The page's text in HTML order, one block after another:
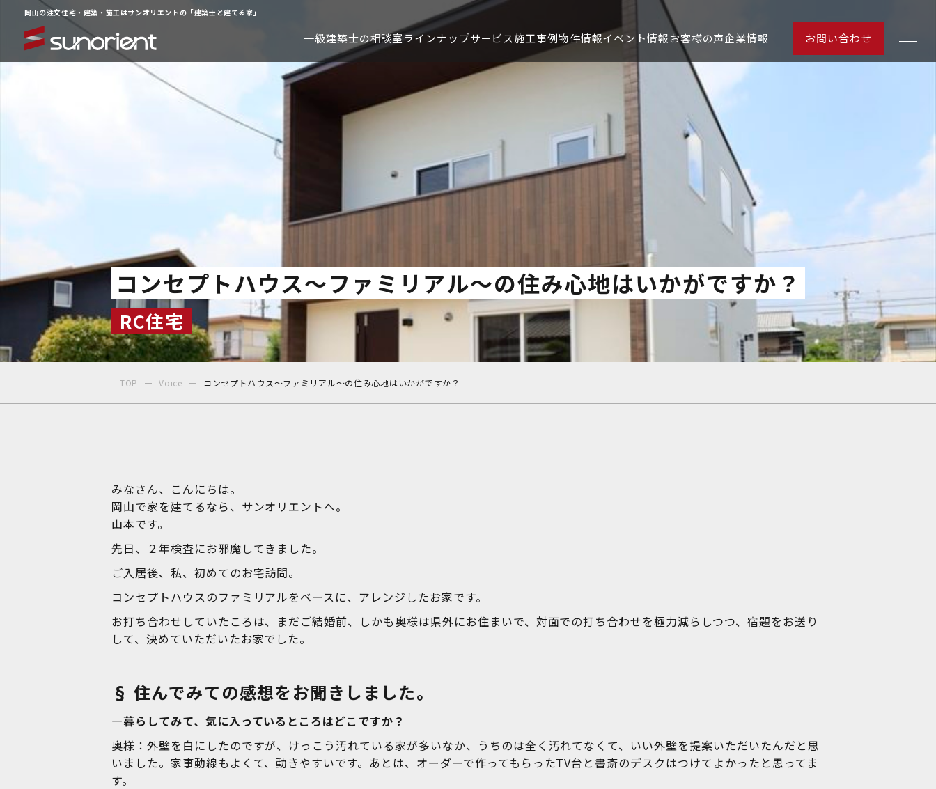
岡山の注文住宅・建築・施工はサンオリエントの「建築士と建てる家」
一級建築士の相談室ラインナップサービス施工事例物件情報イベント情報お客様の声企業情報 お問い合わせ
一級建築士の相談室
施工事例
物件情報
イベント情報
お客様の声
よくあるご質問
お知らせ
お問い合わせ
〒700-0822
SUNORIENT表町ビル3F
お問い合わせ
お客様の声
コンセプトハウス～ファミリアル～の住み心地はいかがですか？
RC住宅
TOP Voice コンセプトハウス～ファミリアル～の住み心地はいかがですか？
みなさん、こんにちは。
岡山で家を建てるなら、サンオリエントへ。
山本です。
先日、２年検査にお邪魔してきました。
ご入居後、私、初めてのお宅訪問。
コンセプトハウスのファミリアルをベースに、アレンジしたお家です。
お打ち合わせしていたころは、まだご結婚前、しかも奥様は県外にお住まいで、対面での打ち合わせを極力減らしつつ、宿題をお送り
して、決めていただいたお家でした。
§ 住んでみての感想をお聞きしました。
―暮らしてみて、気に入っているところはどこですか？
奥様：外壁を白にしたのですが、けっこう汚れている家が多いなか、うちのは全く汚れてなくて、いい外壁を提案いただいたんだと思
いました。家事動線もよくて、動きやすいです。あとは、オーダーで作ってもらったTV台と書斎のデスクはつけてよかったと思ってま
す。